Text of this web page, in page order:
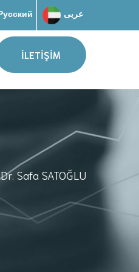
عربى
İLETİŞİM
Safa SATOĞLU